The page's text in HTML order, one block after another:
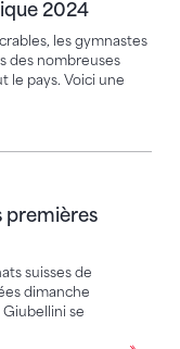
2024
les gymnastes
des nombreuses
le pays. Voici une
premières
suisses de
dimanche
se
places